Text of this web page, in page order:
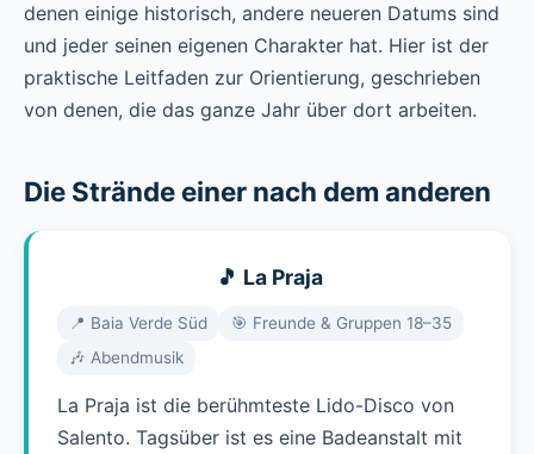
denen einige historisch, andere neueren Datums sind
und jeder seinen eigenen Charakter hat. Hier ist der
praktische Leitfaden zur Orientierung, geschrieben
von denen, die das ganze Jahr über dort arbeiten.
Die Strände einer nach dem anderen
🎵 La Praja
📍 Baia Verde Süd
🎯 Freunde & Gruppen 18–35
🎶 Abendmusik
La Praja ist die berühmteste Lido-Disco von
Salento. Tagsüber ist es eine Badeanstalt mit